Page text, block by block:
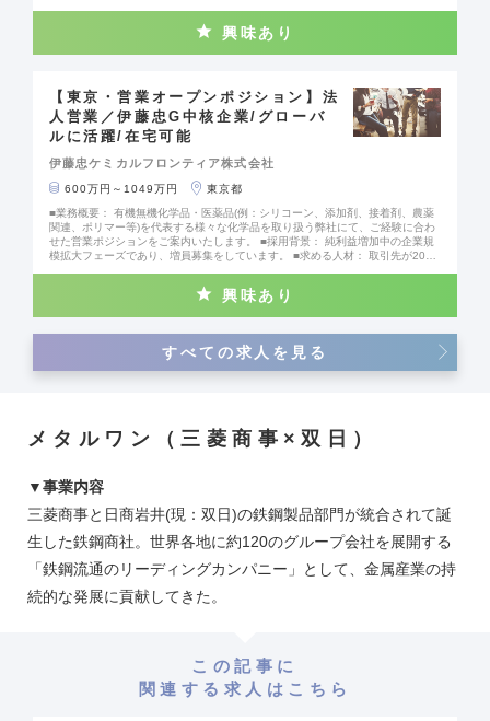
がら、キャリアアップができます。 「法務・審査・投資管理課」での与信審査
興味あり
【東京・営業オープンポジション】法
人営業／伊藤忠G中核企業/グローバ
ルに活躍/在宅可能
伊藤忠ケミカルフロンティア株式会社
600万円～1049万円
東京都
■業務概要： 有機無機化学品・医薬品(例：シリコーン、添加剤、接着剤、農薬
関連、ポリマー等)を代表する様々な化学品を取り扱う弊社にて、ご経験に合わ
せた営業ポジションをご案内いたします。 ■採用背景： 純利益増加中の企業規
模拡大フェーズであり、増員募集をしています。 ■求める人材： 取引先が200
る必要がありますので、コミュニケーション力、行動力のある方を求めていま
り、有機化学品からライフサイエンスに至る広範な領域を担い、関連製品の国
内販売、輸出入、委託加工及びそれらの仲介斡旋とともに、事業投資、M＆Aを
の国や地域との取引実績を持ち、全社収益比率の約60％を海外ビジネスから得
ています。今後に向けて海外マーケットの更なる開拓にも積極的に取り組んで
ており、経営基盤も安定しております ・ブランド力に優れており、他社との差
別化も図りやすいことから、営業活動しやすい環境が整っています。 ・課長～
部長クラスもグループ本体出向者で埋まることはなく、しっかりとキャリアア
ップが目指せる環境です
興味あり
すべての求人を見る
メタルワン（三菱商事×双日）
▼事業内容
三菱商事と日商岩井(現：双日)の鉄鋼製品部門が統合されて誕
生した鉄鋼商社。世界各地に約120のグループ会社を展開する
「鉄鋼流通のリーディングカンパニー」として、金属産業の持
続的な発展に貢献してきた。
この記事に
関連する求人はこちら